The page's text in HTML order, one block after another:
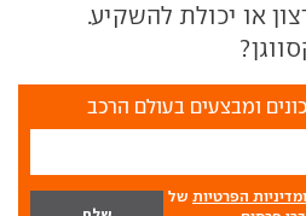
או יכולת להשקיע.
ומבצעים בעולם הרכב
ומדיניות הפרטיות של